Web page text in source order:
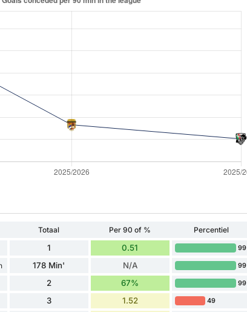
Totaal Per 90 of %
Percentiel
1 0.51 99
178 Min' N/A 99
2 67% 99
3 1.52 49